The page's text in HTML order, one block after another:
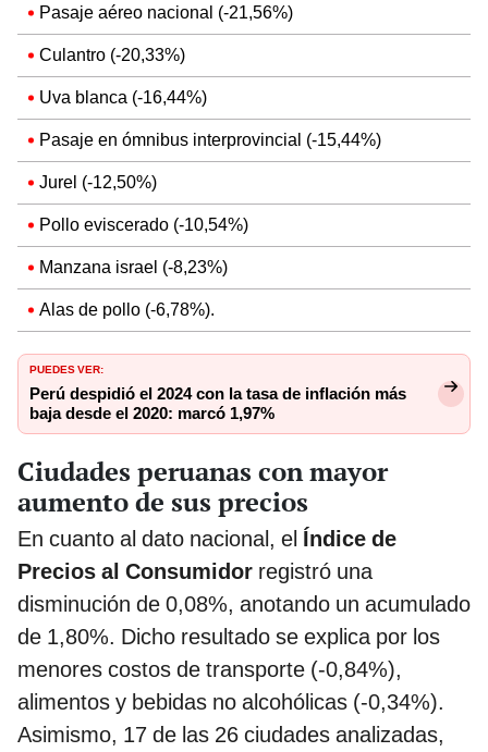
Pasaje aéreo nacional (-21,56%)
Culantro (-20,33%)
Uva blanca (-16,44%)
Pasaje en ómnibus interprovincial (-15,44%)
Jurel (-12,50%)
Pollo eviscerado (-10,54%)
Manzana israel (-8,23%)
Alas de pollo (-6,78%).
PUEDES VER:
Perú despidió el 2024 con la tasa de inflación más
baja desde el 2020: marcó 1,97%
Ciudades peruanas con mayor
aumento de sus precios
En cuanto al dato nacional, el Índice de
Precios al Consumidor registró una
disminución de 0,08%, anotando un acumulado
de 1,80%. Dicho resultado se explica por los
menores costos de transporte (-0,84%),
alimentos y bebidas no alcohólicas (-0,34%).
Asimismo, 17 de las 26 ciudades analizadas,